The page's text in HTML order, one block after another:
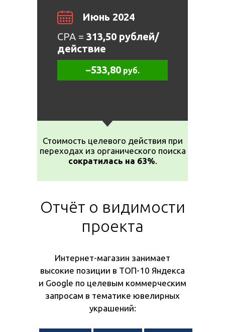
Июнь 2024
CPA = 313,50 рублей/
действие
−533,80 руб.
Стоимость целевого действия при
переходах из органического поиска
сократилась на 63%.
Отчёт о видимости
проекта
Интернет-магазин занимает
высокие позиции в ТОП-10 Яндекса
и Google по целевым коммерческим
запросам в тематике ювелирных
украшений: